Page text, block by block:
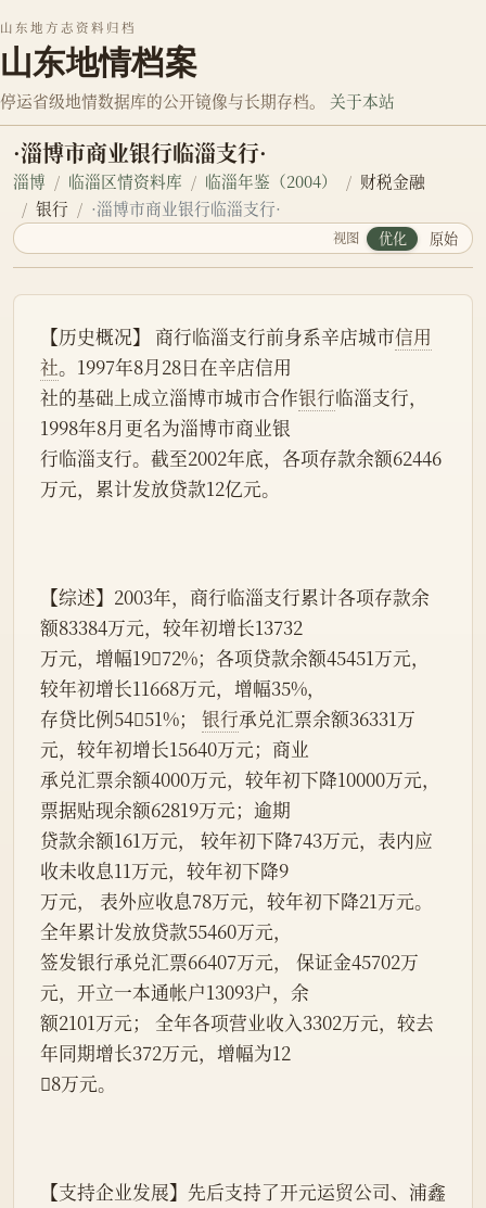
山东地方志资料归档
山东地情档案
停运省级地情数据库的公开镜像与长期存档。 关于本站
·淄博市商业银行临淄支行·
淄博 临淄区情资料库 临淄年鉴（2004）
财税金融
银行
·淄博市商业银行临淄支行·
视图 优化 原始
【历史概况】 商行临淄支行前身系辛店城市信用
社。1997年8月28日在辛店信用
社的基础上成立淄博市城市合作银行临淄支行，
1998年8月更名为淄博市商业银
行临淄支行。截至2002年底，各项存款余额62446
万元，累计发放贷款12亿元。
【综述】2003年，商行临淄支行累计各项存款余
额83384万元，较年初增长13732
万元，增幅1972%；各项贷款余额45451万元，
较年初增长11668万元，增幅35%，
存贷比例5451%； 银行承兑汇票余额36331万
元，较年初增长15640万元；商业
承兑汇票余额4000万元，较年初下降10000万元，
票据贴现余额62819万元；逾期
贷款余额161万元， 较年初下降743万元，表内应
收未收息11万元，较年初下降9
万元， 表外应收息78万元，较年初下降21万元。
全年累计发放贷款55460万元，
签发银行承兑汇票66407万元， 保证金45702万
元，开立一本通帐户13093户，余
额2101万元； 全年各项营业收入3302万元，较去
年同期增长372万元，增幅为12
8万元。
【支持企业发展】先后支持了开元运贸公司、浦鑫